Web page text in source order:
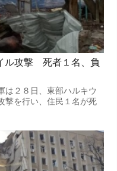
ル攻撃 死者１名、負
は２８日、東部ハルキウ
撃を行い、住民１名が死